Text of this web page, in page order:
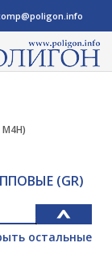
(GR)
остальные